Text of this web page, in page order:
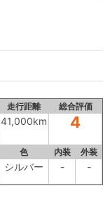
走行距離 総合評価
41,000km 4
色 内装 外装
シルバー - -